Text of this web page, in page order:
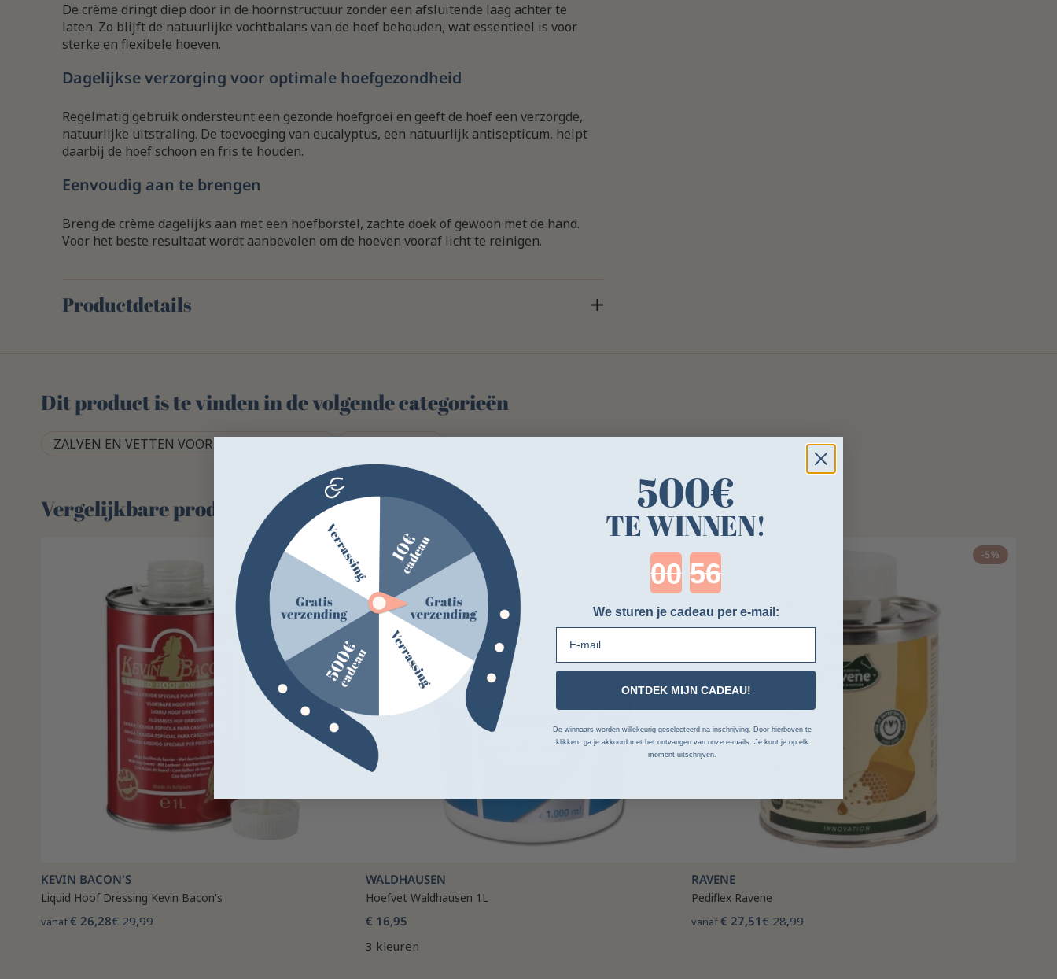
De crème dringt diep door in de hoornstructuur zonder een afsluitende laag achter te
laten. Zo blijft de natuurlijke vochtbalans van de hoef behouden, wat essentieel is voor
sterke en flexibele hoeven.
Dagelijkse verzorging voor optimale hoefgezondheid
Regelmatig gebruik ondersteunt een gezonde hoefgroei en geeft de hoef een verzorgde,
natuurlijke uitstraling. De toevoeging van eucalyptus, een natuurlijk antisepticum, helpt
daarbij de hoef schoon en fris te houden.
Eenvoudig aan te brengen
Breng de crème dagelijks aan met een hoefborstel, zachte doek of gewoon met de hand.
Voor het beste resultaat wordt aanbevolen om de hoeven vooraf licht te reinigen.
Productdetails
Dit product is te vinden in de volgende categorieën
ZALVEN EN VETTEN VOOR PAARDENHOEVEN
Vergelijkbare producten
-12%
KEVIN BACON'S
Liquid Hoof Dressing Kevin Bacon's
vanaf€ 26,28€ 29,99
WALDHAUSEN
Hoefvet Waldhausen 1L
€ 16,95
3 kleuren
-5%
RAVENE
Pediflex Ravene
vanaf€ 27,51€ 28,99
500€
TE WINNEN!
Countdown ends in:
We sturen je cadeau per e-mail:
ONTDEK MIJN CADEAU!
De winnaars worden willekeurig geselecteerd na inschrijving. Door hierboven te
klikken, ga je akkoord met het ontvangen van onze e-mails. Je kunt je op elk
moment uitschrijven.